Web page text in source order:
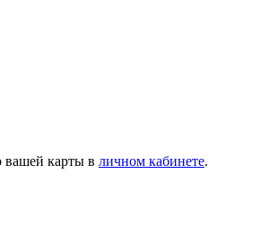
вашей карты в личном кабинете.